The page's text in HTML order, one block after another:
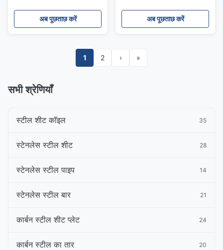
अब पूछताछ करें
अब पूछताछ करें
1 2 › »
सभी श्रेणियाँ
स्टील शीट कॉइल 35
स्टेनलेस स्टील शीट 28
स्टेनलेस स्टील पाइप 14
स्टेनलेस स्टील बार 21
कार्बन स्टील शीट प्लेट 24
कार्बन स्टील का तार 20